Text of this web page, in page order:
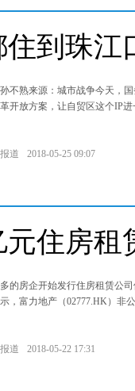
到珠江
不熟来源：城市战争今天，
开放方案，让自贸区这个IP
道 2018-05-25 09:07
住房
的房企开始发行住房租赁公
，富力地产（02777.HK）非
道 2018-05-22 17:31